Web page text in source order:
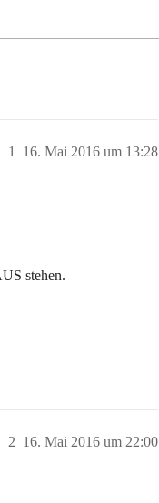
16. Mai 2016 um 13:28
1
stehen.
16. Mai 2016 um 22:00
2